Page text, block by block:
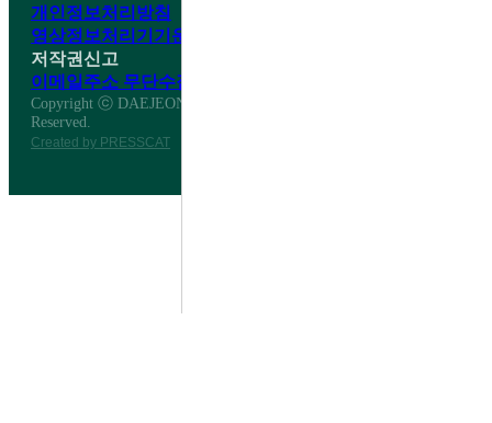
개인정보처리방침
영상정보처리기기운영·관리방침
저작권신고
이메일주소 무단수집거부
Copyright ⓒ DAEJEON DAESHIN HIGH SCHOOL All Right
Reserved.
Created by PRESSCAT